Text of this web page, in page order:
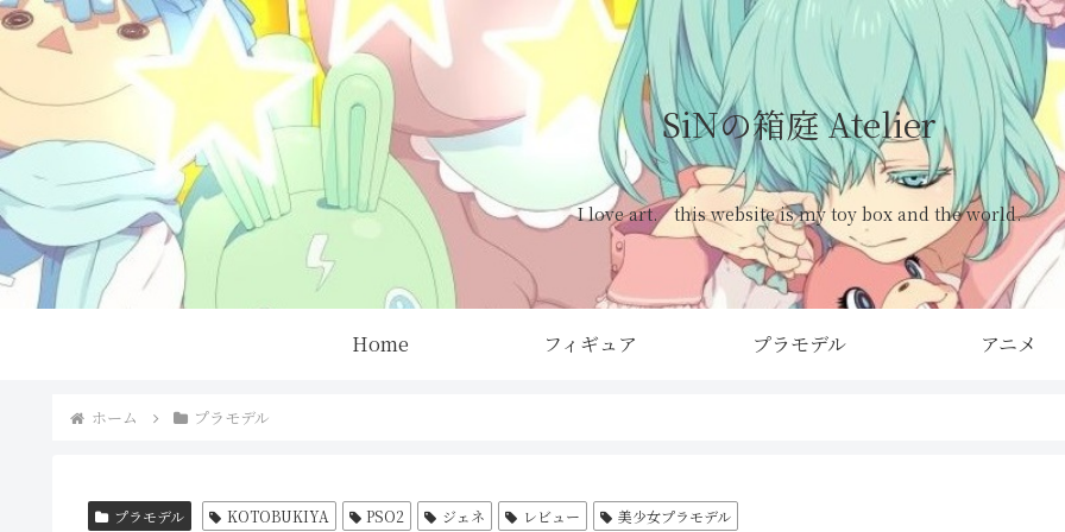
SiNの箱庭 Atelier
I love art. this website is my toy box and the world.
Home フィギュア プラモデル アニメ
ホーム プラモデル
プラモデル KOTOBUKIYA PSO2 ジェネ レビュー 美少女プラモデル